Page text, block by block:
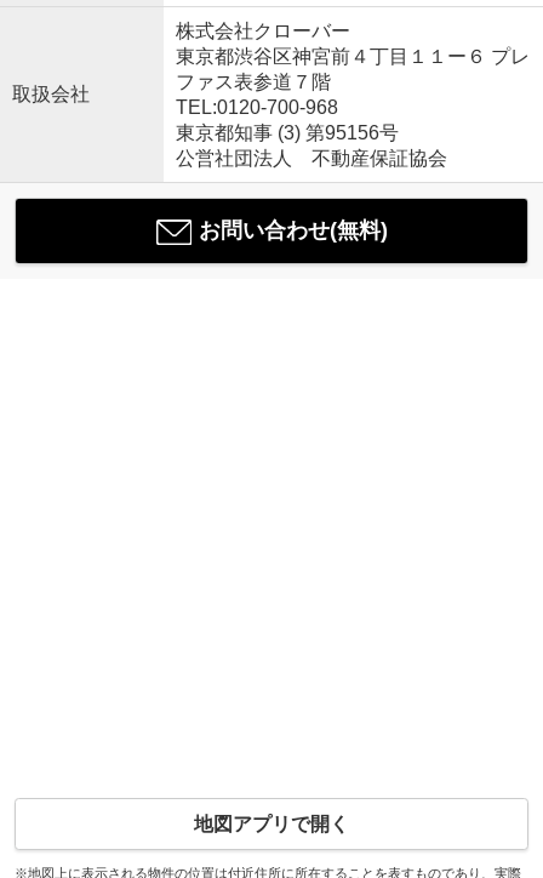
取扱会社
株式会社クローバー
東京都渋谷区神宮前４丁目１１ー６ プレ
ファス表参道７階
TEL:0120-700-968
東京都知事 (3) 第95156号
公営社団法人 不動産保証協会
お問い合わせ(無料)
地図アプリで開く
※地図上に表示される物件の位置は付近住所に所在することを表すものであり、実際